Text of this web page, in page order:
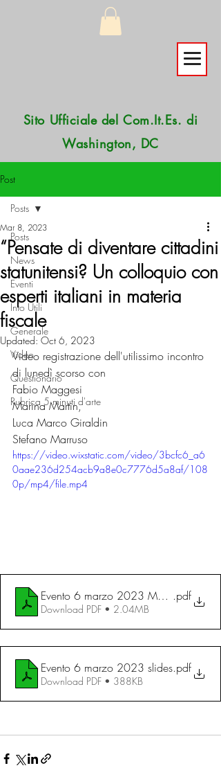
Sito Ufficiale del Com.It.Es. di
Washington, DC
Post
Posts
News
Eventi
Info Utili
Generale
Video
Questionario
Rubrica 5 minuti d'arte
Posts
“Pensate di diventare cittadini
statunitensi? Un colloquio con
esperti italiani in materia
fiscale
Mar 8, 2023
Updated: Oct 6, 2023
Video registrazione dell'utilissimo incontro
di lunedì scorso con
Fabio Maggesi
Marina Martin,
Luca Marco Giraldin
Stefano Marruso
https://video.wixstatic.com/video/3bcfc6_a6
0aae236d254acb9a8e0c7776d5a8af/108
0p/mp4/file.mp4
Evento 6 marzo 2023 Marina Martin
.pdf
Download PDF • 2.04MB
Evento 6 marzo 2023 slides.pdf
Download PDF • 388KB